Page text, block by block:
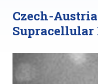
Czech-
Supracellular